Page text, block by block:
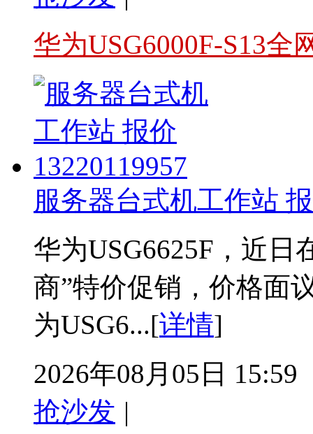
华为USG6000F-S13全
服务器台式机工作站
华为USG6625F，近日
商”特价促销，价格面
为USG6...[详情]
2026年08月05日 15:59
抢沙发 |